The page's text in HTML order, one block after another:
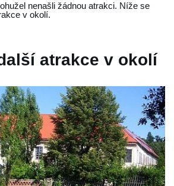
nenašli žádnou atrakci. Níže se
v okolí.
atrakce v okolí